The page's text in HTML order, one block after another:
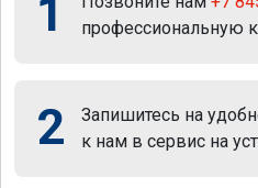
1
профессиональную
2
Запишитесь на
к нам в сервис на